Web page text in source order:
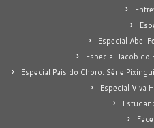
Especial Abel
Especial Jacob
Especial Pais do Choro: Série
Especial Viva